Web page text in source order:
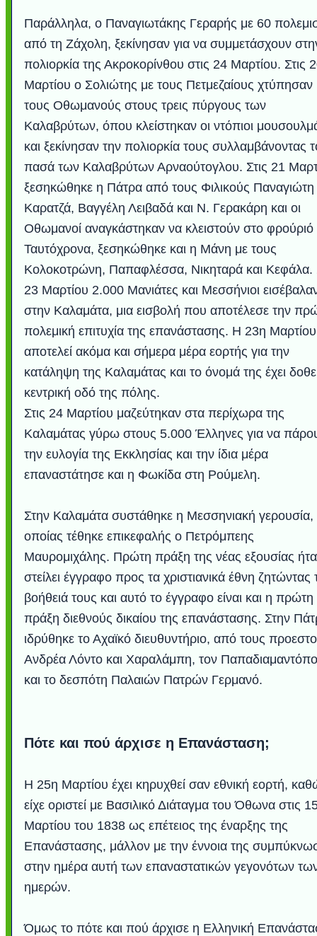
Παράλληλα, ο Παναγιωτάκης Γεραρής με 60
από τη Ζάχολη, ξεκίνησαν για να συμμετάσχουν
πολιορκία της Ακροκορίνθου στις 24 Μαρτίου. Στις
Μαρτίου ο Σολιώτης με τους Πετμεζαίους χτύπησαν
τους Οθωμανούς στους τρεις πύργους των
Καλαβρύτων, όπου κλείστηκαν οι ντόπιοι
και ξεκίνησαν την πολιορκία τους συλλαμβάνοντας
πασά των Καλαβρύτων Αρναούτογλου. Στις 21
ξεσηκώθηκε η Πάτρα από τους Φιλικούς Παναγιώτη
Καρατζά, Βαγγέλη Λειβαδά και Ν. Γερακάρη και οι
Οθωμανοί αναγκάστηκαν να κλειστούν στο φρούριό
Ταυτόχρονα, ξεσηκώθηκε και η Μάνη με τους
Κολοκοτρώνη, Παπαφλέσσα, Νικηταρά και Κεφάλα.
23 Μαρτίου 2.000 Μανιάτες και Μεσσήνιοι
στην Καλαμάτα, μια εισβολή που αποτέλεσε την
πολεμική επιτυχία της επανάστασης. Η 23η Μαρτίου
αποτελεί ακόμα και σήμερα μέρα εορτής για την
κατάληψη της Καλαμάτας και το όνομά της έχει
κεντρική οδό της πόλης.
Στις 24 Μαρτίου μαζεύτηκαν στα περίχωρα της
Καλαμάτας γύρω στους 5.000 Έλληνες για να
την ευλογία της Εκκλησίας και την ίδια μέρα
επαναστάτησε και η Φωκίδα στη Ρούμελη.
Στην Καλαμάτα συστάθηκε η Μεσσηνιακή γερουσία,
οποίας τέθηκε επικεφαλής ο Πετρόμπεης
Μαυρομιχάλης. Πρώτη πράξη της νέας εξουσίας
στείλει έγγραφο προς τα χριστιανικά έθνη ζητώντας
βοήθειά τους και αυτό το έγγραφο είναι και η πρώτη
πράξη διεθνούς δικαίου της επανάστασης. Στην
ιδρύθηκε το Αχαϊκό διευθυντήριο, από τους
Ανδρέα Λόντο και Χαραλάμπη, τον
και το δεσπότη Παλαιών Πατρών Γερμανό.
Πότε και πού άρχισε η Επανάσταση;
Η 25η Μαρτίου έχει κηρυχθεί σαν εθνική εορτή,
είχε οριστεί με Βασιλικό Διάταγμα του Όθωνα στις
Μαρτίου του 1838 ως επέτειος της έναρξης της
Επανάστασης, μάλλον με την έννοια της
στην ημέρα αυτή των επαναστατικών γεγονότων
ημερών.
Όμως το πότε και πού άρχισε η Ελληνική